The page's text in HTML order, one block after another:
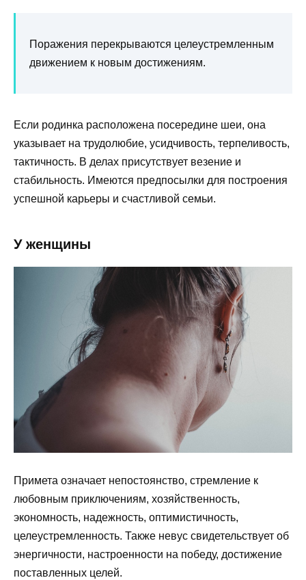
Поражения перекрываются целеустремленным
движением к новым достижениям.
Если родинка расположена посередине шеи, она
указывает на трудолюбие, усидчивость, терпеливость,
тактичность. В делах присутствует везение и
стабильность. Имеются предпосылки для построения
успешной карьеры и счастливой семьи.
У женщины
Примета означает непостоянство, стремление к
любовным приключениям, хозяйственность,
экономность, надежность, оптимистичность,
целеустремленность. Также невус свидетельствует об
энергичности, настроенности на победу, достижение
поставленных целей.